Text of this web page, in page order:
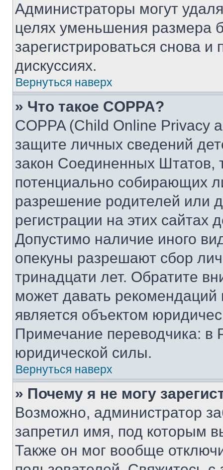
Администраторы могут
целях уменьшения размера
зарегистрироваться снова и
дискуссиях.
Вернуться наверх
» Что такое COPPA?
COPPA (Child Online Privacy
защите личных сведений
закон Соединенных Штатов,
потенциально собирающих
разрешение родителей или
регистрации на этих сайтах
Допустимо наличие иного
опекуны разрешают сбор
тринадцати лет. Обратите
может давать
является объектом
Примечание переводчика: в
юридической силы.
Вернуться наверх
» Почему я не могу
Возможно, администратор
запретил имя, под которым
Также он мог вообще